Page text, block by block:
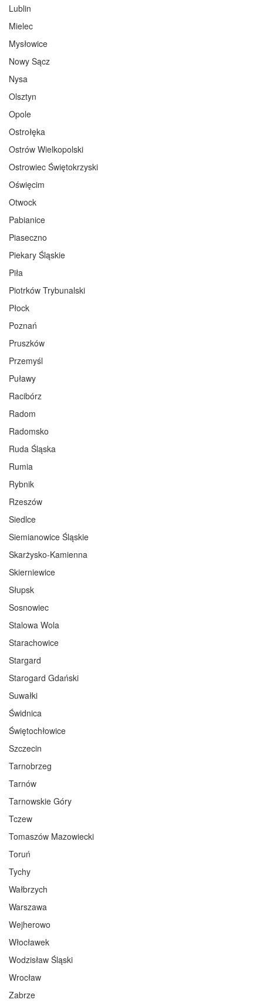
Lublin
Mielec
Mysłowice
Nowy Sącz
Nysa
Olsztyn
Opole
Ostrołęka
Ostrów Wielkopolski
Ostrowiec Świętokrzyski
Oświęcim
Otwock
Pabianice
Piaseczno
Piekary Śląskie
Piła
Piotrków Trybunalski
Płock
Poznań
Pruszków
Przemyśl
Puławy
Racibórz
Radom
Radomsko
Ruda Śląska
Rumia
Rybnik
Rzeszów
Siedlce
Siemianowice Śląskie
Skarżysko-Kamienna
Skierniewice
Słupsk
Sosnowiec
Stalowa Wola
Starachowice
Stargard
Starogard Gdański
Suwałki
Świdnica
Świętochłowice
Szczecin
Tarnobrzeg
Tarnów
Tarnowskie Góry
Tczew
Tomaszów Mazowiecki
Toruń
Tychy
Wałbrzych
Warszawa
Wejherowo
Włocławek
Wodzisław Śląski
Wrocław
Zabrze